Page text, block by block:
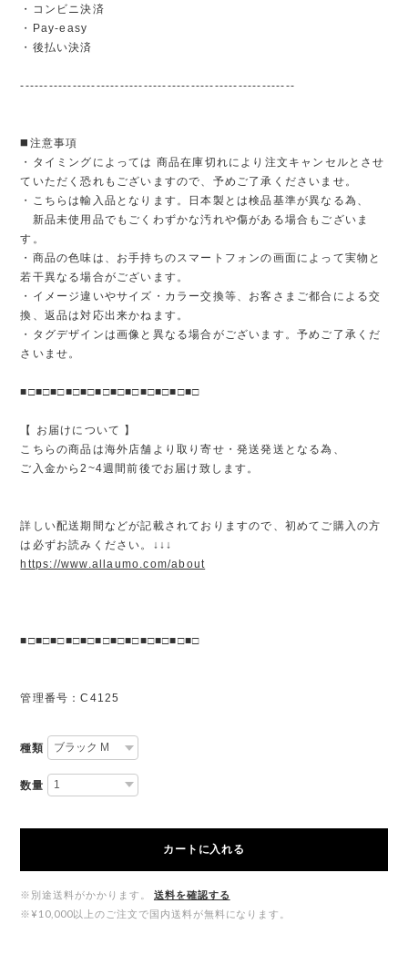
・コンビニ決済
・Pay-easy
・後払い決済
----------------------------------------------------------
◼️注意事項
・タイミングによっては 商品在庫切れにより注文キャンセルとさせ
ていただく恐れもございますので、予めご了承くださいませ。
・こちらは輸入品となります。日本製とは検品基準が異なる為、
新品未使用品でもごくわずかな汚れや傷がある場合もございま
す。
・商品の色味は、お手持ちのスマートフォンの画面によって実物と
若干異なる場合がございます。
・イメージ違いやサイズ・カラー交換等、お客さまご都合による交
換、返品は対応出来かねます。
・タグデザインは画像と異なる場合がございます。予めご了承くだ
さいませ。
■□■□■□■□■□■□■□■□■□■□■□■□
【 お届けについて 】
こちらの商品は海外店舗より取り寄せ・発送発送となる為、
ご入金から2~4週間前後でお届け致します。
詳しい配送期間などが記載されておりますので、初めてご購入の方
は必ずお読みください。↓↓↓
https://www.allaumo.com/about
■□■□■□■□■□■□■□■□■□■□■□■□
管理番号：C4125
種類
数量
カートに入れる
※別途送料がかかります。
送料を確認する
※¥10,000以上のご注文で国内送料が無料になります。